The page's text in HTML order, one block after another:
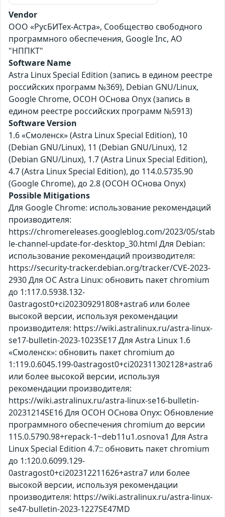
Vendor
ООО «РусБИТех-Астра», Сообщество свободного
программного обеспечения, Google Inc, АО
"НППКТ"
Software Name
Astra Linux Special Edition (запись в едином реестре
российских программ №369), Debian GNU/Linux,
Google Chrome, ОСОН ОСнова Оnyx (запись в
едином реестре российских программ №5913)
Software Version
1.6 «Смоленск» (Astra Linux Special Edition), 10
(Debian GNU/Linux), 11 (Debian GNU/Linux), 12
(Debian GNU/Linux), 1.7 (Astra Linux Special Edition),
4.7 (Astra Linux Special Edition), до 114.0.5735.90
(Google Chrome), до 2.8 (ОСОН ОСнова Оnyx)
Possible Mitigations
Для Google Chrome: использование рекомендаций
производителя:
https://chromereleases.googleblog.com/2023/05/stab
le-channel-update-for-desktop_30.html Для Debian:
использование рекомендаций производителя:
https://security-tracker.debian.org/tracker/CVE-2023-
2930 Для ОС Astra Linux: обновить пакет chromium
до 1:117.0.5938.132-
0astragost0+ci202309291808+astra6 или более
высокой версии, используя рекомендации
производителя: https://wiki.astralinux.ru/astra-linux-
se17-bulletin-2023-1023SE17 Для Astra Linux 1.6
«Смоленск»: обновить пакет chromium до
1:119.0.6045.199-0astragost0+ci202311302128+astra6
или более высокой версии, используя
рекомендации производителя:
https://wiki.astralinux.ru/astra-linux-se16-bulletin-
20231214SE16 Для ОСОН ОСнова Оnyx: Обновление
программного обеспечения chromium до версии
115.0.5790.98+repack-1~deb11u1.osnova1 Для Astra
Linux Special Edition 4.7:: обновить пакет chromium
до 1:120.0.6099.129-
0astragost0+ci202312211626+astra7 или более
высокой версии, используя рекомендации
производителя: https://wiki.astralinux.ru/astra-linux-
se47-bulletin-2023-1227SE47MD